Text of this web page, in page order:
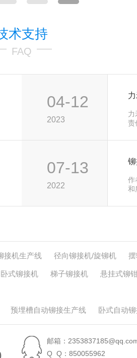
术支持
FAQ
04-12
2023
力
责
07-13
2022
作
和
接机生产线 径向铆接机/旋铆机
卧式铆接机 梯子铆接机 悬挂式铆
预埋槽自动铆接生产线 卧式自动
邮箱：
Q Q：850055962